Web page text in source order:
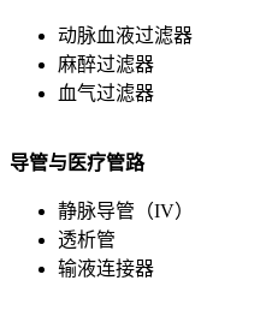
动脉血液过滤器
麻醉过滤器
血气过滤器
导管与医疗管路
静脉导管（IV）
透析管
输液连接器